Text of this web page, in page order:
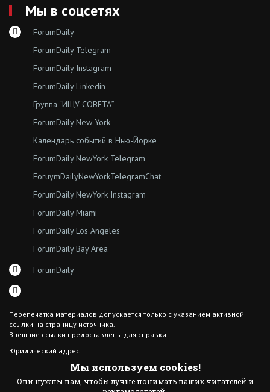
Мы в соцсетях
ForumDaily
ForumDaily Telegram
ForumDaily Instagram
ForumDaily Linkedin
Группа “ИЩУ СОВЕТА”
ForumDaily New York
Календарь событий в Нью-Йорке
ForumDaily NewYork Telegram
ForuymDailyNewYorkTelegramChat
ForumDaily NewYork Instagram
ForumDaily Miami
ForumDaily Los Angeles
ForumDaily Bay Area
ForumDaily
Перепечатка материалов допускается только с указанием активной
ссылки на страницу источника.
Внешние ссылки предоставлены для справки.
Юридический адрес:
Brooklyn NY 11204
© 2015 ForumDaily inc.
Мы используем cookies!
Они нужны нам, чтобы лучше понимать наших читателей и